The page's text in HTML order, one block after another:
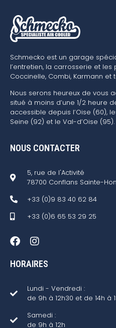
Schmecko est un garage
l’entretien, la carrosserie et
Coccinelle, Combi, Karmann
Nous serons heureux de vous
situé à moins d’une 1/2 heure
accessible depuis l’Oise (60),
Seine (92) et le Val-d’Oise (95).
NOUS CONTACTER
5, rue de l'Activité
78700 Conflans Sainte-
+33 (0)9 83 40 62 84
+33 (0)6 65 53 29 25
HORAIRES
Lundi - Vendredi :
de 9h à 12h30 et de 14h à
Samedi :
de 9h à 12h